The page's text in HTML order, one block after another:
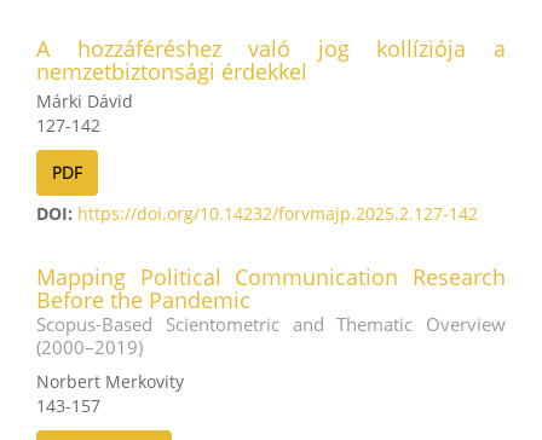
A hozzáféréshez való jog kollíziója a
nemzetbiztonsági érdekkel
Márki Dávid
127-142
PDF
DOI: https://doi.org/10.14232/forvmajp.2025.2.127-142
Mapping Political Communication Research
Before the Pandemic
Scopus-Based Scientometric and Thematic Overview
(2000–2019)
Norbert Merkovity
143-157